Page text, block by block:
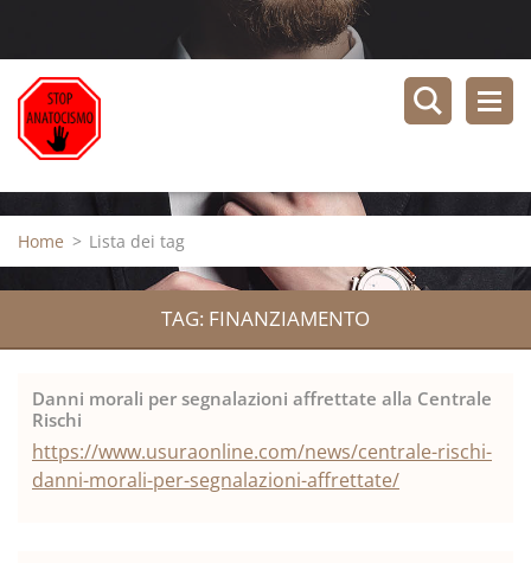
Home > Lista dei tag
TAG: FINANZIAMENTO
Danni morali per segnalazioni affrettate alla Centrale
Rischi
https://www.usuraonline.com/news/centrale-rischi-
danni-morali-per-segnalazioni-affrettate/